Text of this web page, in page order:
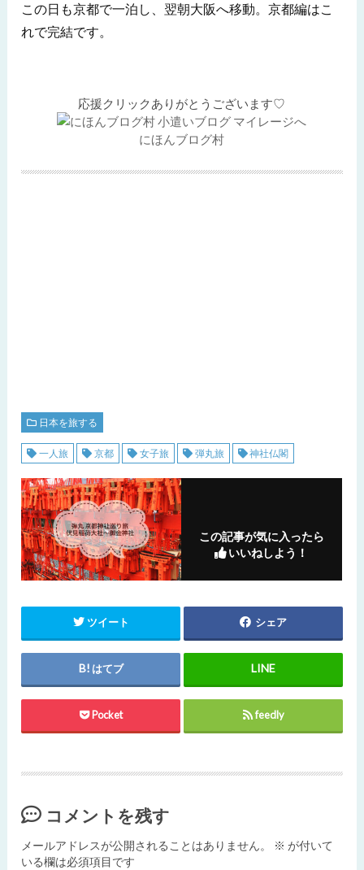
この日も京都で一泊し、翌朝大阪へ移動。京都編はこ
れで完結です。
応援クリックありがとうございます♡
にほんブログ村
日本を旅する
一人旅 京都 女子旅 弾丸旅 神社仏閣
この記事が気に入ったら
いいねしよう！
ツイート シェア
はてブ
Pocket feedly
コメントを残す
メールアドレスが公開されることはありません。 ※ が付いて
いる欄は必須項目です